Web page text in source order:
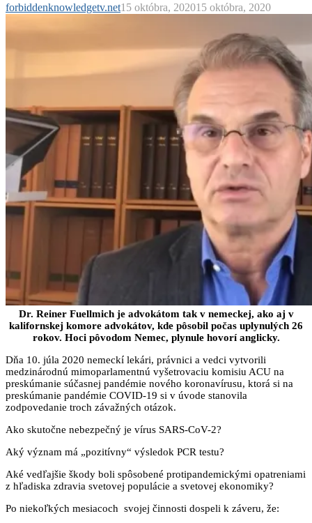
forbiddenknowledgetv.net15 októbra, 202015 októbra, 2020
Dr. Reiner Fuellmich je advokátom tak v nemeckej, ako aj v
kalifornskej komore advokátov, kde pôsobil počas uplynulých 26
rokov. Hoci pôvodom Nemec, plynule hovorí anglicky.
Dňa 10. júla 2020 nemeckí lekári, právnici a vedci vytvorili
medzinárodnú mimoparlamentnú vyšetrovaciu komisiu ACU na
preskúmanie súčasnej pandémie nového koronavírusu, ktorá si na
preskúmanie pandémie COVID-19 si v úvode stanovila
zodpovedanie troch závažných otázok.
Ako skutočne nebezpečný je vírus SARS-CoV-2?
Aký význam má „pozitívny“ výsledok PCR testu?
Aké vedľajšie škody boli spôsobené protipandemickými opatreniami
z hľadiska zdravia svetovej populácie a svetovej ekonomiky?
Po niekoľkých mesiacoch svojej činnosti dospeli k záveru, že: